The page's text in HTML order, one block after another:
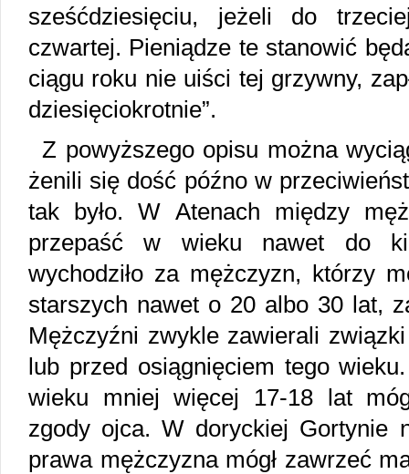
sześćdziesięciu, jeżeli do
czwartej. Pieniądze te stanowić
ciągu roku nie uiści tej grzywny,
dziesięciokrotnie”.
Z powyższego opisu można
żenili się dość późno w
tak było. W Atenach między
przepaść w wieku nawet do
wychodziło za mężczyzn, którzy
starszych nawet o 20 albo 30 lat,
Mężczyźni zwykle zawierali związki
lub przed osiągnięciem tego
wieku mniej więcej 17-18 lat
zgody ojca. W doryckiej Gortynie
prawa mężczyzna mógł zawrzeć